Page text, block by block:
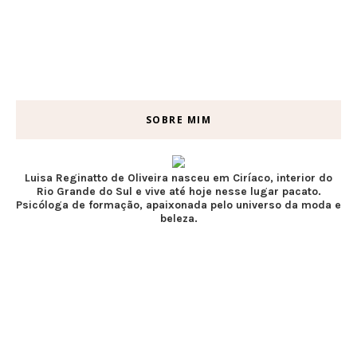
SOBRE MIM
Luisa Reginatto de Oliveira nasceu em Ciríaco, interior do
Rio Grande do Sul e vive até hoje nesse lugar pacato.
Psicóloga de formação, apaixonada pelo universo da moda e
beleza.